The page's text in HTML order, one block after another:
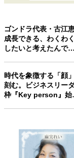
ゴンドラ代表・古江
成長できる、わくわ
したいと考えたんで…
時代を象徴する「顔
刻む。ビジネスリー
枠『Key person』